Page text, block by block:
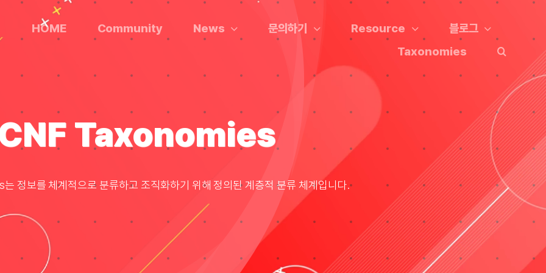
HOME Community News 문의하기 Resource
블로그
Taxonomies
Taxonomies
정보를 체계적으로 분류하고 조직화하기 위해 정의된 계층적 분류 체계입니다.